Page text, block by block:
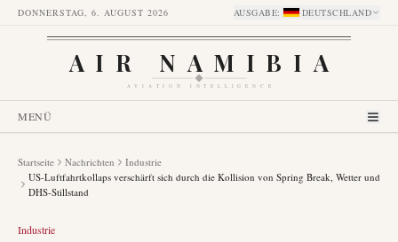
DONNERSTAG, 6. AUGUST 2026 AUSGABE: DEUTSCHLAND
AIR NAMIBIA
AVIATION INTELLIGENCE
MENÜ
Startseite Nachrichten
Industrie
US-Luftfahrtkollaps verschärft sich durch die Kollision von Spring Break, Wetter und
DHS-Stillstand
Industrie